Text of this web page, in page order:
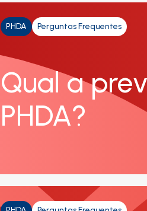
PHDA Perguntas Frequentes
Qual a
PHDA?